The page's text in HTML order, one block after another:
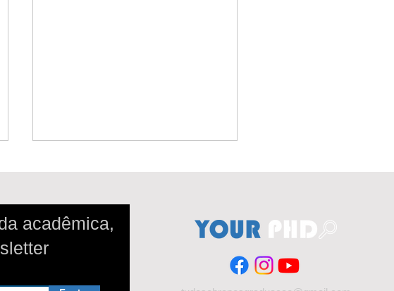
acadêmica,